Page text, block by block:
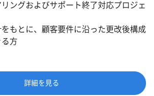
リングおよびサポート終了対応プロジェ
をもとに、顧客要件に沿った更改後構成
方
詳細を見る